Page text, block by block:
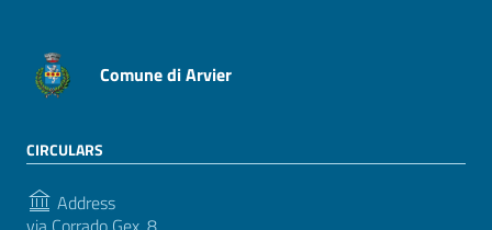
Comune di Arvier
CIRCULARS
Address